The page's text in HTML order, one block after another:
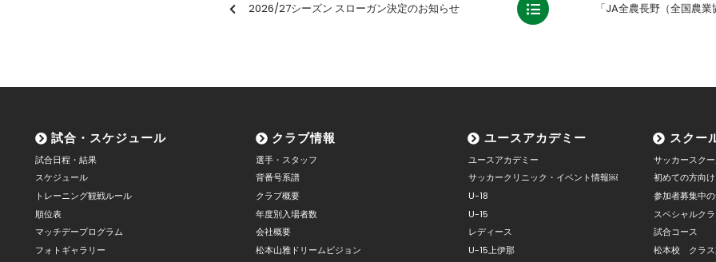
2026/27シーズン スローガン決定のお知らせ
試合・スケジュール
試合日程・結果
スケジュール
トレーニング観戦ルール
順位表
マッチデープログラム
フォトギャラリー
クラブ情報
選手・スタッフ
背番号系譜
クラブ概要
年度別入場者数
会社概要
松本山雅ドリームビジョン
ユースアカデミー
ユースアカデミー
サッカークリニック・イベント情報￼
U-18
U-15
レディース
U-15上伊那
スクー
サッカースク
初めての方向
参加者募集中
スペシャルク
試合コース
松本校 クラス